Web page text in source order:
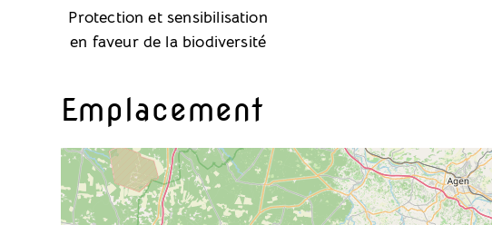
Protection et sensibilisation
en faveur de la biodiversité
Emplacement